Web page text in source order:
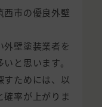
西市の優良外壁
外壁塗装業者を
と思います。
ためには、以
率が上がりま